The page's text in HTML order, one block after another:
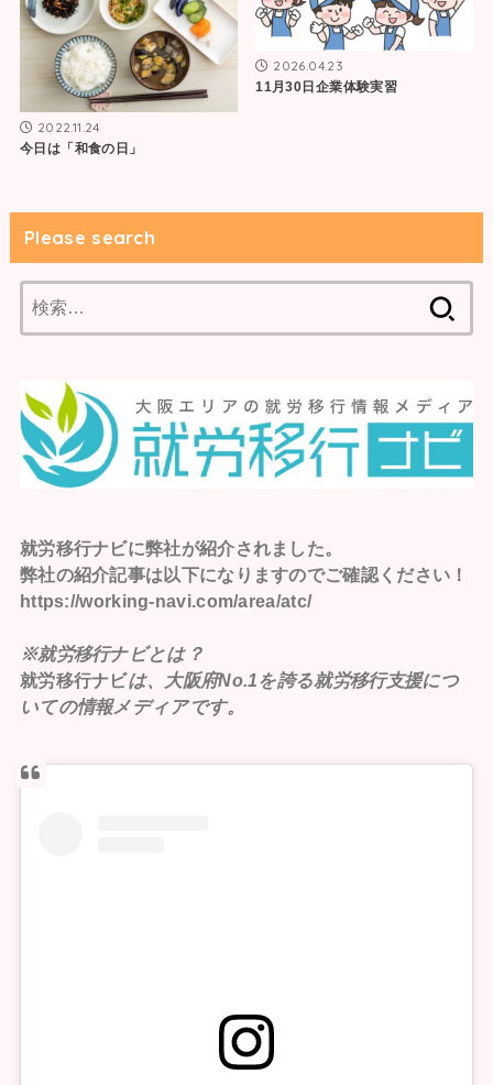
2022.11.24
今日は「和食の日」
2026.04.23
11月30日企業体験実習
Please search
索:
就労移行ナビに弊社が紹介されました。
弊社の紹介記事は以下になりますのでご確認ください！
https://working-navi.com/area/atc/
※就労移行ナビとは？
就労移行ナビは、大阪府No.1を誇る就労移行支援につ
いての情報メディアです。